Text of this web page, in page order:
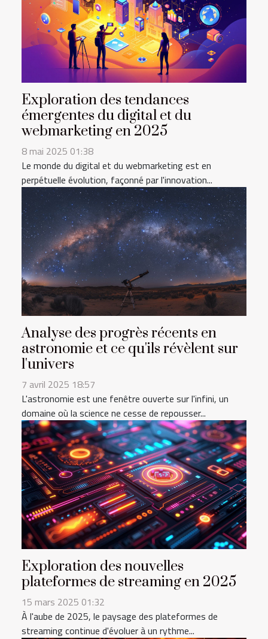
Exploration des tendances
émergentes du digital et du
webmarketing en 2025
8 mai 2025 01:38
Le monde du digital et du webmarketing est en
perpétuelle évolution, façonné par l'innovation...
Analyse des progrès récents en
astronomie et ce qu'ils révèlent sur
l'univers
7 avril 2025 18:57
L'astronomie est une fenêtre ouverte sur l'infini, un
domaine où la science ne cesse de repousser...
Exploration des nouvelles
plateformes de streaming en 2025
15 mars 2025 01:32
À l'aube de 2025, le paysage des plateformes de
streaming continue d'évoluer à un rythme...